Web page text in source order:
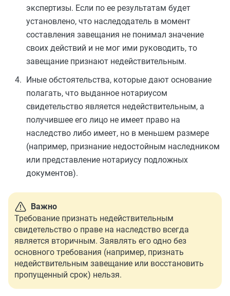
экспертизы. Если по ее результатам будет
установлено, что наследодатель в момент
составления завещания не понимал значение
своих действий и не мог ими руководить, то
завещание признают недействительным.
Иные обстоятельства, которые дают основание
полагать, что выданное нотариусом
свидетельство является недействительным, а
получившее его лицо не имеет право на
наследство либо имеет, но в меньшем размере
(например, признание недостойным наследником
или представление нотариусу подложных
документов).
Важно
Требование признать недействительным
свидетельство о праве на наследство всегда
является вторичным. Заявлять его одно без
основного требования (например, признать
недействительным завещание или восстановить
пропущенный срок) нельзя.